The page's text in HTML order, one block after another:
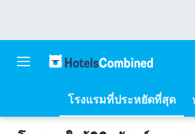
โรงแรมที่ประหยัดที่สุด